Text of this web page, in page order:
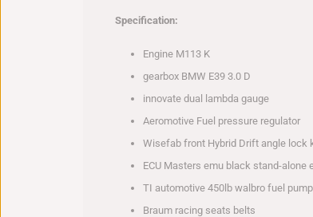
Specification:
Engine M113 K
gearbox BMW E39 3.0 D
innovate dual lambda gauge
Aeromotive Fuel pressure regulator
Wisefab front Hybrid Drift angle lock
ECU Masters emu black stand-alone
TI automotive 450lb walbro fuel pump
Braum racing seats belts